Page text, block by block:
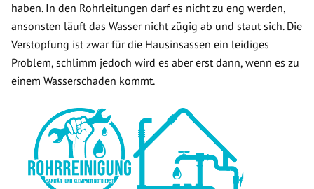
haben. In den Rohrleitungen darf es nicht zu eng werden,
ansonsten läuft das Wasser nicht zügig ab und staut sich. Die
Verstopfung ist zwar für die Hausinsassen ein leidiges
Problem, schlimm jedoch wird es aber erst dann, wenn es zu
einem Wasserschaden kommt.